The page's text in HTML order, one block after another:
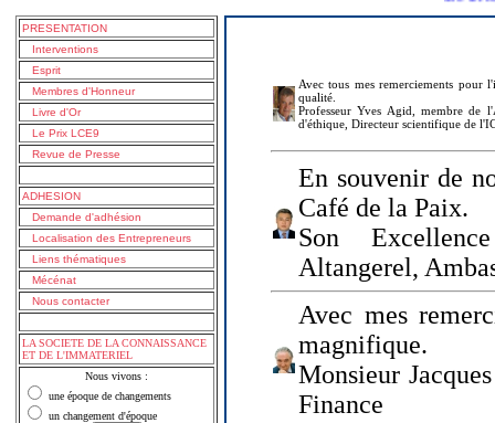
PRESENTATION
Interventions
Esprit
Membres d'Honneur
Livre d'Or
Le Prix LCE9
Revue de Presse
ADHESION
Demande d'adhésion
Localisation des Entrepreneurs
Liens thématiques
Mécénat
Nous contacter
LA SOCIETE DE LA CONNAISSANCE
ET DE L'IMMATERIEL
Nous vivons :
une époque de changements
un changement d'époque
Avec tous mes remerciements pour
qualité.
Professeur Yves Agid, membre de
d'éthique, Directeur scientifique de
En souvenir de
Café de la Paix.
Son
Altangerel,
Avec mes
magnifique.
Monsieur
Finance